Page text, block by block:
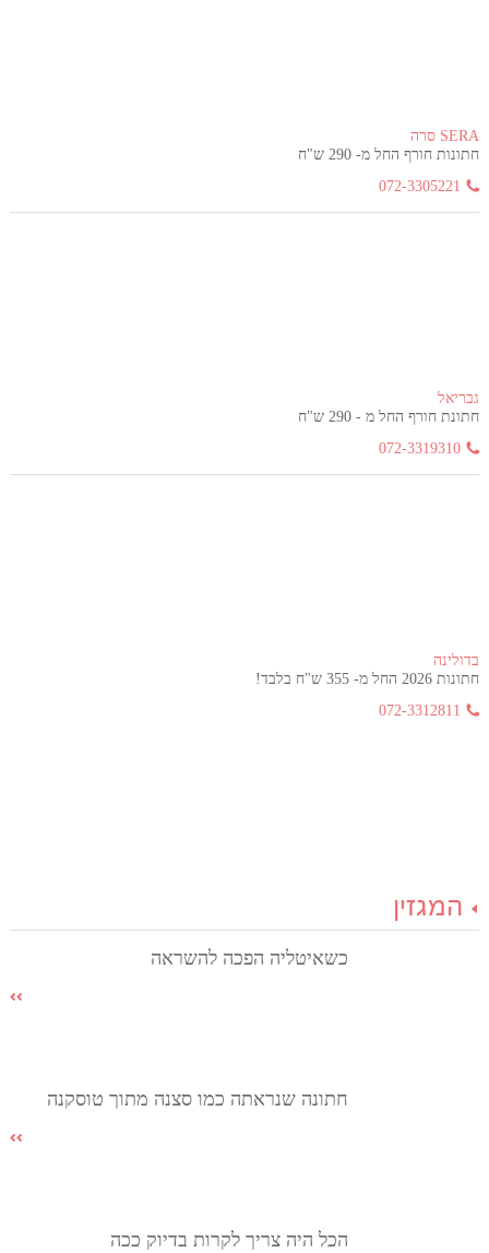
SERA סרה
חתונות חורף החל מ- 290 ש"ח
072-3305221
גבריאל
חתונת חורף החל מ - 290 ש"ח
072-3319310
בדולינה
חתונות 2026 החל מ- 355 ש"ח בלבד!
072-3312811
המגזין
כשאיטליה הפכה להשראה
חתונה שנראתה כמו סצנה מתוך טוסקנה
הכל היה צריך לקרות בדיוק ככה